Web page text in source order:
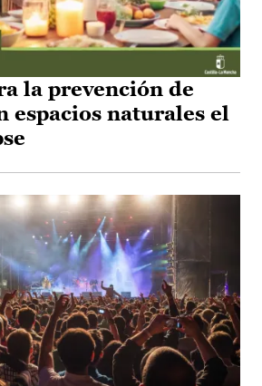
la prevención de
espacios naturales el